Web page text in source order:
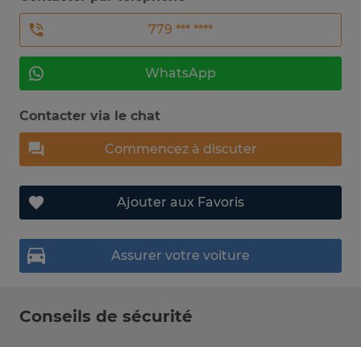
779 *** ****
WhatsApp
Contacter via le chat
Commencez à discuter
Ajouter aux Favoris
Assurer votre voiture
Conseils de sécurité